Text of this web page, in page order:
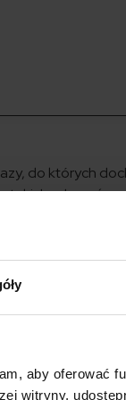
aby oferować
witryny,
do których
takich zdarzeń
dzieci są objęte
w ramach
najmłodszych.